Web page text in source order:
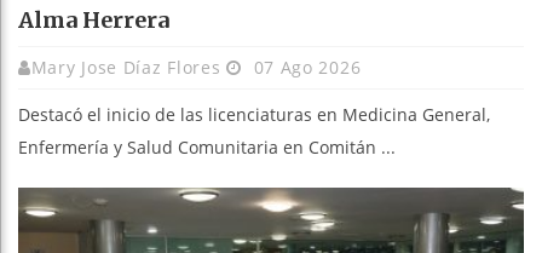
Alma Herrera
Mary Jose Díaz Flores 07 Ago 2026
Destacó el inicio de las licenciaturas en Medicina General,
Enfermería y Salud Comunitaria en Comitán ...